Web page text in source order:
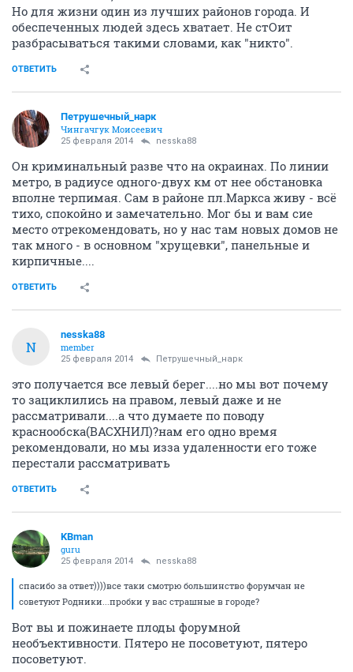
Но для жизни один из лучших районов города. И
обеспеченных людей здесь хватает. Не стОит
разбрасываться такими словами, как "никто".
ОТВЕТИТЬ
Петрушечный_нарк
Чингачгук Моисеевич
25 февраля 2014 nesska88
Он криминальный разве что на окраинах. По линии
метро, в радиусе одного-двух км от нее обстановка
вполне терпимая. Сам в районе пл.Маркса живу - всё
тихо, спокойно и замечательно. Мог бы и вам сие
место отрекомендовать, но у нас там новых домов не
так много - в основном "хрущевки", панельные и
кирпичные....
ОТВЕТИТЬ
N
nesska88
member
25 февраля 2014 Петрушечный_нарк
это получается все левый берег....но мы вот почему
то зациклились на правом, левый даже и не
рассматривали....а что думаете по поводу
краснообска(ВАСХНИЛ)?нам его одно время
рекомендовали, но мы изза удаленности его тоже
перестали рассматривать
ОТВЕТИТЬ
KBman
guru
25 февраля 2014 nesska88
спасибо за ответ))))все таки смотрю большинство форумчан не
советуют Родники...пробки у вас страшные в городе?
Вот вы и пожинаете плоды форумной
необъективности. Пятеро не посоветуют, пятеро
посоветуют.